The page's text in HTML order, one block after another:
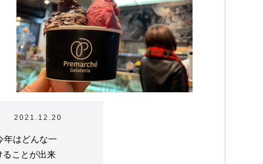
2021.12.20
年はどんな一
ことが出来